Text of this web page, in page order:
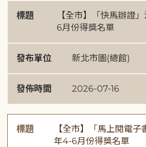
標題
【全市】「快馬辦證
6月份得獎名單
發布單位 新北市圖(總館)
發佈時間 2026-07-16
標題
【全市】「馬上閱電子
年4-6月份得獎名單